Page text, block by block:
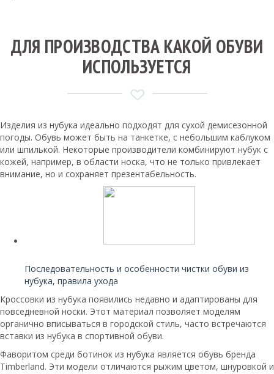
ДЛЯ ПРОИЗВОДСТВА КАКОЙ ОБУВИ
ИСПОЛЬЗУЕТСЯ
Изделия из нубука идеально подходят для сухой демисезонной
погоды. Обувь может быть на танкетке, с небольшим каблуком
или шпилькой. Некоторые производители комбинируют нубук с
кожей, например, в области носка, что не только привлекает
внимание, но и сохраняет презентабельность.
Последовательность и особенности чистки обуви из
нубука, правила ухода
Кроссовки из нубука появились недавно и адаптированы для
повседневной носки. Этот материал позволяет моделям
органично вписываться в городской стиль, часто встречаются
вставки из нубука в спортивной обуви.
Фаворитом среди ботинок из нубука является обувь бренда
Timberland. Эти модели отличаются рыжим цветом, шнуровкой и